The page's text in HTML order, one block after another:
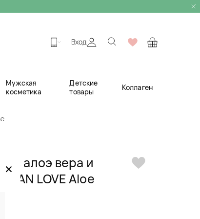
Вход
Мужская
косметика
Детские
товары
Коллаген
× с алоэ вера и
LOVE Aloe